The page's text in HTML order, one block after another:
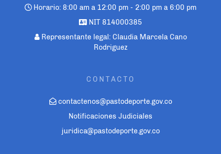
Horario: 8:00 am a 12:00 pm - 2:00 pm a 6:00 pm
NIT 814000385
Representante legal: Claudia Marcela Cano
Rodriguez
CONTACTO
contactenos@pastodeporte.gov.co
Notificaciones Judiciales
juridica@pastodeporte.gov.co